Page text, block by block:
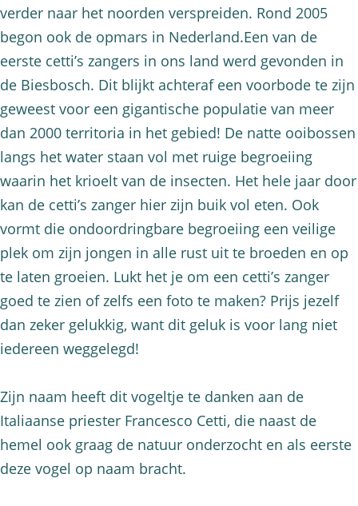
verder naar het noorden verspreiden. Rond 2005
begon ook de opmars in Nederland.Een van de
eerste cetti’s zangers in ons land werd gevonden in
de Biesbosch. Dit blijkt achteraf een voorbode te zijn
geweest voor een gigantische populatie van meer
dan 2000 territoria in het gebied! De natte ooibossen
langs het water staan vol met ruige begroeiing
waarin het krioelt van de insecten. Het hele jaar door
kan de cetti’s zanger hier zijn buik vol eten. Ook
vormt die ondoordringbare begroeiing een veilige
plek om zijn jongen in alle rust uit te broeden en op
te laten groeien. Lukt het je om een cetti’s zanger
goed te zien of zelfs een foto te maken? Prijs jezelf
dan zeker gelukkig, want dit geluk is voor lang niet
iedereen weggelegd!
Zijn naam heeft dit vogeltje te danken aan de
Italiaanse priester Francesco Cetti, die naast de
hemel ook graag de natuur onderzocht en als eerste
deze vogel op naam bracht.